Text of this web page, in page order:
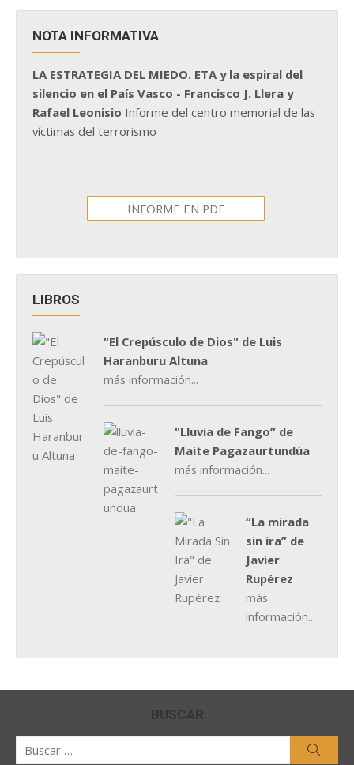
NOTA INFORMATIVA
LA ESTRATEGIA DEL MIEDO. ETA y la espiral del
silencio en el País Vasco - Francisco J. Llera y
Rafael Leonisio Informe del centro memorial de las
víctimas del terrorismo
INFORME EN PDF
LIBROS
"El Crepúsculo de Dios" de Luis
Haranburu Altuna
más información...
"Lluvia de Fango” de
Maite Pagazaurtundúa
más información...
“La mirada
sin ira” de
Javier
Rupérez
más
información...
BUSCAR